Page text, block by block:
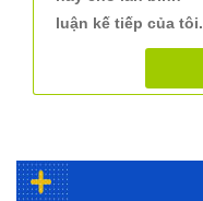
luận kế tiếp của tôi.